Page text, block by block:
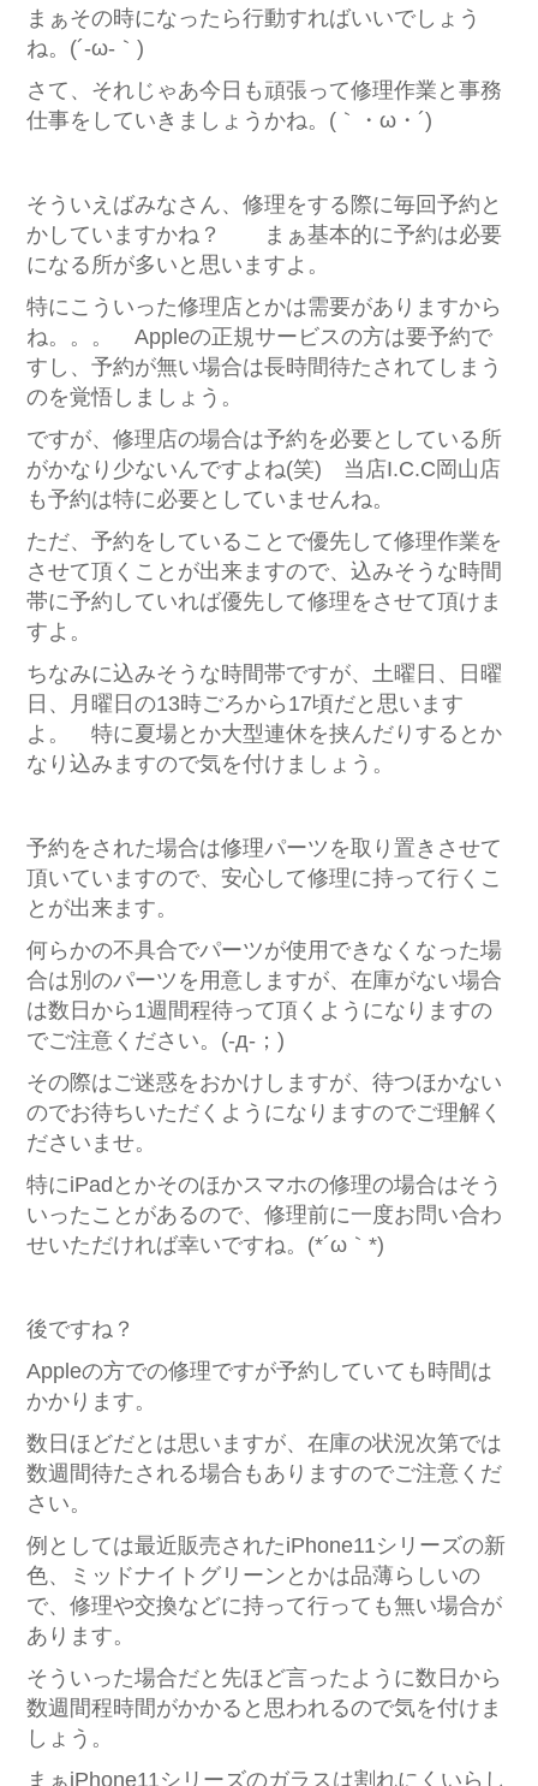
まぁその時になったら行動すればいいでしょう
ね。(´-ω-｀)
さて、それじゃあ今日も頑張って修理作業と事務
仕事をしていきましょうかね。(｀・ω・´)
そういえばみなさん、修理をする際に毎回予約と
かしていますかね？ まぁ基本的に予約は必要
になる所が多いと思いますよ。
特にこういった修理店とかは需要がありますから
ね。。。 Appleの正規サービスの方は要予約で
すし、予約が無い場合は長時間待たされてしまう
のを覚悟しましょう。
ですが、修理店の場合は予約を必要としている所
がかなり少ないんですよね(笑) 当店I.C.C岡山店
も予約は特に必要としていませんね。
ただ、予約をしていることで優先して修理作業を
させて頂くことが出来ますので、込みそうな時間
帯に予約していれば優先して修理をさせて頂けま
すよ。
ちなみに込みそうな時間帯ですが、土曜日、日曜
日、月曜日の13時ごろから17頃だと思います
よ。 特に夏場とか大型連休を挟んだりするとか
なり込みますので気を付けましょう。
予約をされた場合は修理パーツを取り置きさせて
頂いていますので、安心して修理に持って行くこ
とが出来ます。
何らかの不具合でパーツが使用できなくなった場
合は別のパーツを用意しますが、在庫がない場合
は数日から1週間程待って頂くようになりますの
でご注意ください。(-д-；)
その際はご迷惑をおかけしますが、待つほかない
のでお待ちいただくようになりますのでご理解く
ださいませ。
特にiPadとかそのほかスマホの修理の場合はそう
いったことがあるので、修理前に一度お問い合わ
せいただければ幸いですね。(*´ω｀*)
後ですね？
Appleの方での修理ですが予約していても時間は
かかります。
数日ほどだとは思いますが、在庫の状況次第では
数週間待たされる場合もありますのでご注意くだ
さい。
例としては最近販売されたiPhone11シリーズの新
色、ミッドナイトグリーンとかは品薄らしいの
で、修理や交換などに持って行っても無い場合が
あります。
そういった場合だと先ほど言ったように数日から
数週間程時間がかかると思われるので気を付けま
しょう。
まぁiPhone11シリーズのガラスは割れにくいらし